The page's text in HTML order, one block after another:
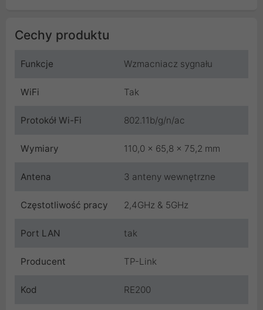
Cechy produktu
Funkcje Wzmacniacz sygnału
WiFi Tak
Protokół Wi-Fi 802.11b/g/n/ac
Wymiary 110,0 x 65,8 x 75,2 mm
Antena 3 anteny wewnętrzne
Częstotliwość pracy 2,4GHz & 5GHz
Port LAN tak
Producent TP-Link
Kod RE200